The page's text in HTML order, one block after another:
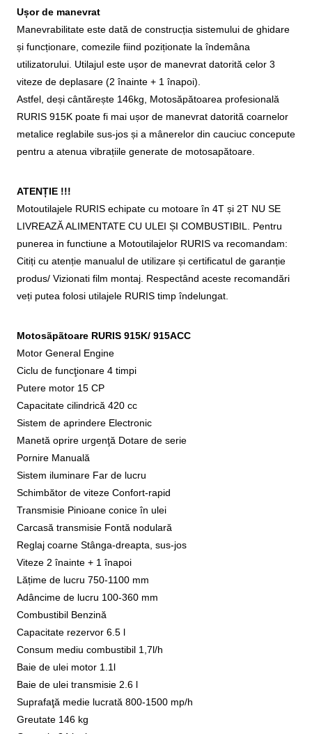
Ușor de manevrat
Manevrabilitate este dată de construcția sistemului de ghidare
și funcționare, comezile fiind poziționate la îndemâna
utilizatorului. Utilajul este ușor de manevrat datorită celor 3
viteze de deplasare (2 înainte + 1 înapoi).
Astfel, deși cântărește 146kg, Motosăpătoarea profesională
RURIS 915K poate fi mai ușor de manevrat datorită coarnelor
metalice reglabile sus-jos și a mânerelor din cauciuc concepute
pentru a atenua vibrațiile generate de motosapătoare.
ATENȚIE !!!
Motoutilajele RURIS echipate cu motoare în 4T și 2T NU SE
LIVREAZĂ ALIMENTATE CU ULEI ȘI COMBUSTIBIL. Pentru
punerea in functiune a Motoutilajelor RURIS va recomandam:
Citiți cu atenție manualul de utilizare și certificatul de garanție
produs/ Vizionati film montaj. Respectând aceste recomandări
veți putea folosi utilajele RURIS timp îndelungat.
Motosãpãtoare RURIS 915K/ 915ACC
Motor General Engine
Ciclu de funcţionare 4 timpi
Putere motor 15 CP
Capacitate cilindrică 420 cc
Sistem de aprindere Electronic
Manetă oprire urgenţă Dotare de serie
Pornire Manuală
Sistem iluminare Far de lucru
Schimbător de viteze Confort-rapid
Transmisie Pinioane conice în ulei
Carcasă transmisie Fontă nodulară
Reglaj coarne Stânga-dreapta, sus-jos
Viteze 2 înainte + 1 înapoi
Lățime de lucru 750-1100 mm
Adâncime de lucru 100-360 mm
Combustibil Benzină
Capacitate rezervor 6.5 l
Consum mediu combustibil 1,7l/h
Baie de ulei motor 1.1l
Baie de ulei transmisie 2.6 l
Suprafaţă medie lucrată 800-1500 mp/h
Greutate 146 kg